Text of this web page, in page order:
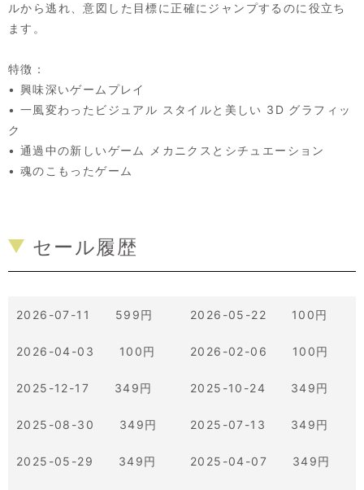
ルから逃れ、意図した目標に正確にジャンプするのに役立ち
ます。
特徴：
• 興味深いゲームプレイ
• 一風変わったビジュアル スタイルと美しい 3D グラフィッ
ク
• 通過中の新しいゲーム メカニクスとシチュエーション
• 魂のこもったゲーム
セール履歴
2026-07-11 599円 2026-05-22 100円
2026-04-03 100円 2026-02-06 100円
2025-12-17 349円 2025-10-24 349円
2025-08-30 349円 2025-07-13 349円
2025-05-29 349円 2025-04-07 349円